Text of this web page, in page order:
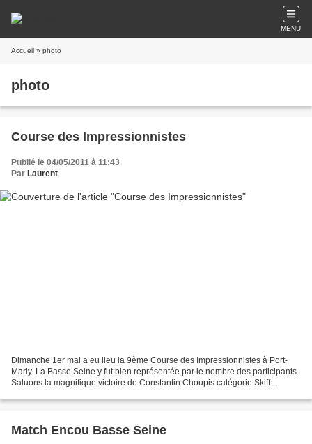
MENU
Accueil » photo
photo
Course des Impressionnistes
Publié le 04/05/2011 à 11:43
Par Laurent
Dimanche 1er mai a eu lieu la 9ème Course des Impressionnistes à Port-
Marly. La Basse Seine y fut bien représentée par le nombre des participants.
Saluons la magnifique victoire de Constantin Choupis catégorie Skiff
Match Encou Basse Seine